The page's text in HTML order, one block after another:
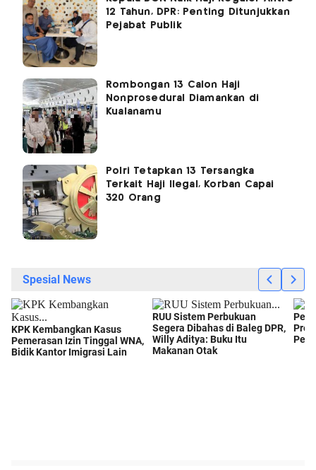
12 Tahun, DPR: Penting Ditunjukkan
Pejabat Publik
Rombongan 13 Calon Haji
Nonprosedural Diamankan di
Kualanamu
Polri Tetapkan 13 Tersangka
Terkait Haji Ilegal, Korban Capai
320 Orang